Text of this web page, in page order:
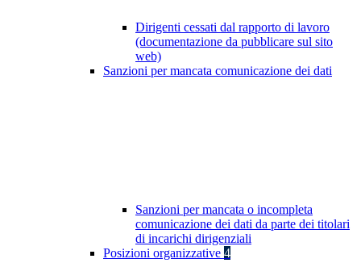
Dirigenti cessati dal rapporto di lavoro
(documentazione da pubblicare sul sito
web)
Sanzioni per mancata comunicazione dei dati
Sanzioni per mancata o incompleta
comunicazione dei dati da parte dei titolari
di incarichi dirigenziali
Posizioni organizzative 4